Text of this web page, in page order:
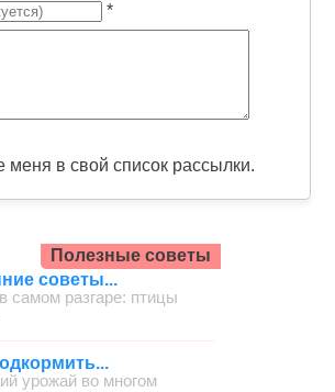
*
меня в свой список рассылки.
Полезные советы
советы...
самом разгаре: птицы
урожай во многом